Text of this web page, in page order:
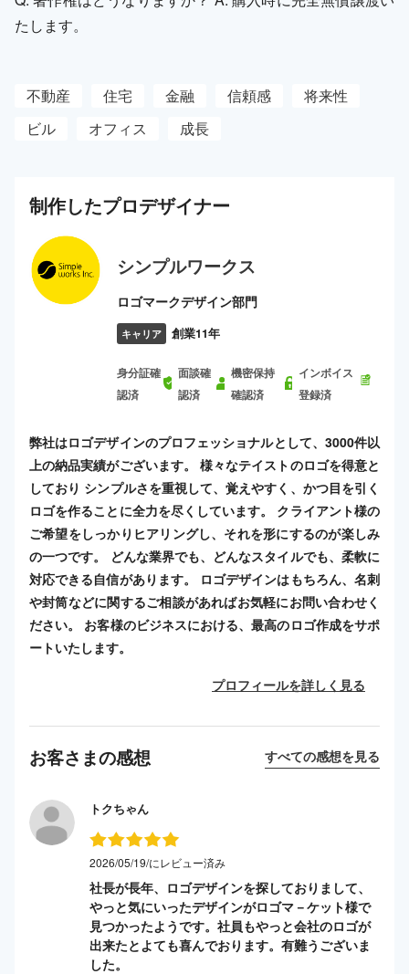
たします。
不動産 住宅 金融 信頼感
将来性
ビル
オフィス 成長
制作したプロデザイナー
シンプルワークス
ロゴマークデザイン部門
キャリア 創業11年
身分証確
認済
面談確
認済
機密保持
確認済
インボイス
登録済
弊社はロゴデザインのプロフェッショナルとして、3000件以
上の納品実績がございます。 様々なテイストのロゴを得意と
しており シンプルさを重視して、覚えやすく、かつ目を引く
ロゴを作ることに全力を尽くしています。 クライアント様の
ご希望をしっかりヒアリングし、それを形にするのが楽しみ
の一つです。 どんな業界でも、どんなスタイルでも、柔軟に
対応できる自信があります。 ロゴデザインはもちろん、名刺
や封筒などに関するご相談があればお気軽にお問い合わせく
ださい。 お客様のビジネスにおける、最高のロゴ作成をサポ
ートいたします。
プロフィールを詳しく見る
お客さまの感想 すべての感想を見る
トクちゃん
2026/05/19/にレビュー済み
社長が長年、ロゴデザインを探しておりまして、
やっと気にいったデザインがロゴマ－ケット様で
見つかったようです。社員もやっと会社のロゴが
出来たとよても喜んでおります。有難うございま
した。